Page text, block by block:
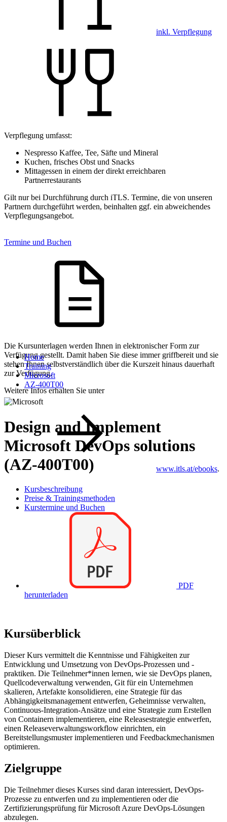
inkl. Verpflegung
Verpflegung umfasst:
Nespresso Kaffee, Tee, Säfte und Mineral
Kuchen, frisches Obst und Snacks
Mittagessen in einem der direkt erreichbaren
Partnerrestaurants
Gilt nur bei Durchführung durch iTLS. Termine, die von unseren
Partnern durchgeführt werden, beinhalten ggf. ein abweichendes
Verpflegungsangebot.
Termine und Buchen
Die Kursunterlagen werden Ihnen in elektronischer Form zur
Verfügung gestellt. Damit haben Sie diese immer griffbereit und sie
stehen Ihnen selbstverständlich über die Kurszeit hinaus dauerhaft
zur Verfügung.
Weitere Infos erhalten Sie unter
www.itls.at/ebooks.
Home
Training
Microsoft
AZ-400T00
Design and Implement
Microsoft DevOps solutions
(AZ-400T00)
Kursbeschreibung
Preise & Trainingsmethoden
Kurstermine und Buchen
PDF
herunterladen
Kursüberblick
Dieser Kurs vermittelt die Kenntnisse und Fähigkeiten zur
Entwicklung und Umsetzung von DevOps-Prozessen und -
praktiken. Die Teilnehmer*innen lernen, wie sie DevOps planen,
Quellcodeverwaltung verwenden, Git für ein Unternehmen
skalieren, Artefakte konsolidieren, eine Strategie für das
Abhängigkeitsmanagement entwerfen, Geheimnisse verwalten,
Continuous-Integration-Ansätze und eine Strategie zum Erstellen
von Containern implementieren, eine Releasestrategie entwerfen,
einen Releaseverwaltungsworkflow einrichten, ein
Bereitstellungsmuster implementieren und Feedbackmechanismen
optimieren.
Zielgruppe
Die Teilnehmer dieses Kurses sind daran interessiert, DevOps-
Prozesse zu entwerfen und zu implementieren oder die
Zertifizierungsprüfung für Microsoft Azure DevOps-Lösungen
abzulegen.